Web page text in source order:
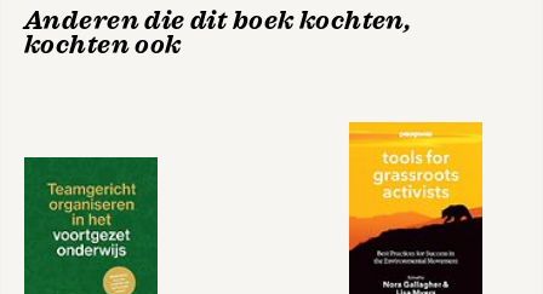
Lijst van afkortingen
Anderen die dit boek kochten,
kochten ook